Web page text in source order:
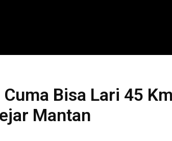
Bisa Lari 45
Mantan